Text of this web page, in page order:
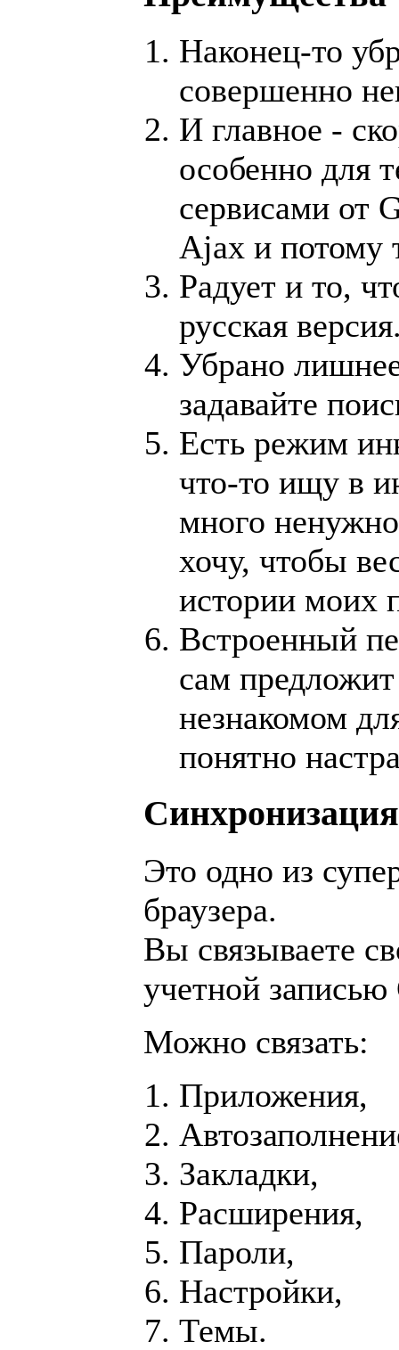
Наконец-то
совершенно
И главное -
особенно для
сервисами от
Ajax и потому
Радует и то,
русская
Убрано
задавайте
Есть режим
что-то ищу в
много
хочу, чтобы
истории моих
Встроенный
сам
незнакомом
понятно
Синхронизация
Это одно из
браузера.
Вы связываете
учетной
Можно связать:
Приложения,
Закладки,
Расширения,
Пароли,
Настройки,
Темы.